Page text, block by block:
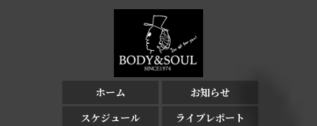
ホーム
お知らせ
スケジュール
ライブレポート